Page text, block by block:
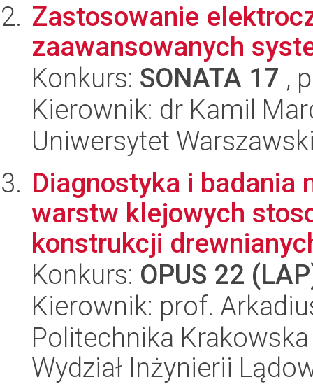
Zastosowanie
zaawansowanych
Konkurs: SONATA 17 ,
Kierownik: dr Kamil
Uniwersytet
Diagnostyka i badania
warstw klejowych
konstrukcji
Konkurs: OPUS 22
Kierownik: prof.
Politechnika
Wydział Inżynierii